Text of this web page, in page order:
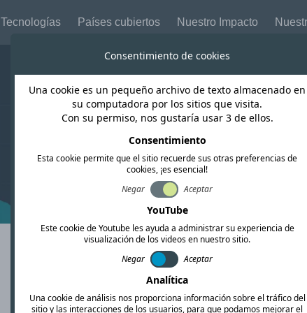
Tecnologías Países cubiertos Nuestro Impacto
Consentimiento de cookies
Una cookie es un pequeño archivo de texto almacenado en
su computadora por los sitios que visita.
Con su permiso, nos gustaría usar 3 de ellos.
Consentimiento
Esta cookie permite que el sitio recuerde sus otras preferencias de
cookies, ¡es esencial!
Negar
Aceptar
YouTube
Este cookie de Youtube les ayuda a administrar su experiencia de
visualización de los videos en nuestro sitio.
Negar
Aceptar
Analítica
Una cookie de análisis nos proporciona información sobre el tráfico del
sitio y las interacciones de los usuarios, para que podamos mejorar el